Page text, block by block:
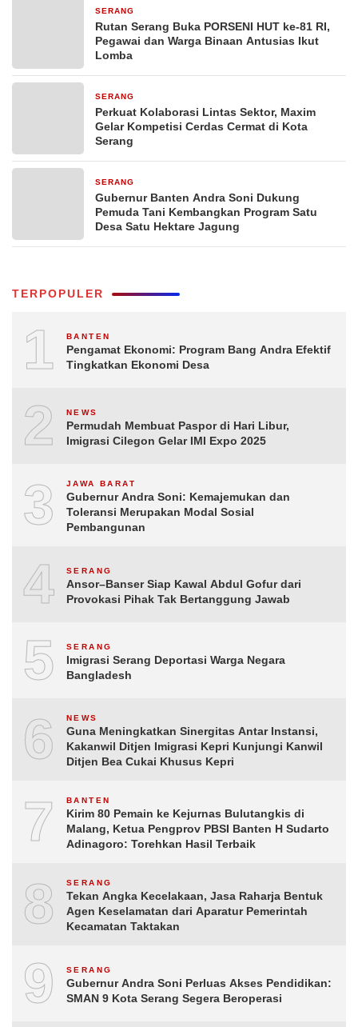
SERANG
Rutan Serang Buka PORSENI HUT ke-81 RI,
Pegawai dan Warga Binaan Antusias Ikut
Lomba
SERANG
Perkuat Kolaborasi Lintas Sektor, Maxim
Gelar Kompetisi Cerdas Cermat di Kota
Serang
SERANG
Gubernur Banten Andra Soni Dukung
Pemuda Tani Kembangkan Program Satu
Desa Satu Hektare Jagung
TERPOPULER
1 BANTEN
Pengamat Ekonomi: Program Bang Andra Efektif
Tingkatkan Ekonomi Desa
2 NEWS
Permudah Membuat Paspor di Hari Libur,
Imigrasi Cilegon Gelar IMI Expo 2025
3 JAWA BARAT
Gubernur Andra Soni: Kemajemukan dan
Toleransi Merupakan Modal Sosial
Pembangunan
4 SERANG
Ansor–Banser Siap Kawal Abdul Gofur dari
Provokasi Pihak Tak Bertanggung Jawab
5 SERANG
Imigrasi Serang Deportasi Warga Negara
Bangladesh
6 NEWS
Guna Meningkatkan Sinergitas Antar Instansi,
Kakanwil Ditjen Imigrasi Kepri Kunjungi Kanwil
Ditjen Bea Cukai Khusus Kepri
7 BANTEN
Kirim 80 Pemain ke Kejurnas Bulutangkis di
Malang, Ketua Pengprov PBSI Banten H Sudarto
Adinagoro: Torehkan Hasil Terbaik
8 SERANG
Tekan Angka Kecelakaan, Jasa Raharja Bentuk
Agen Keselamatan dari Aparatur Pemerintah
Kecamatan Taktakan
9 SERANG
Gubernur Andra Soni Perluas Akses Pendidikan:
SMAN 9 Kota Serang Segera Beroperasi